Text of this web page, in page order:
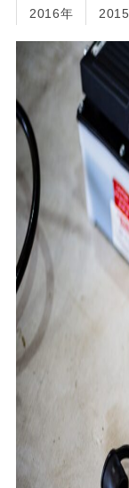
2016年